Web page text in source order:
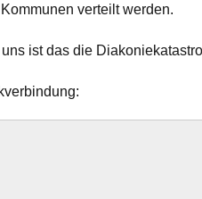
verteilt werden.
ist das die